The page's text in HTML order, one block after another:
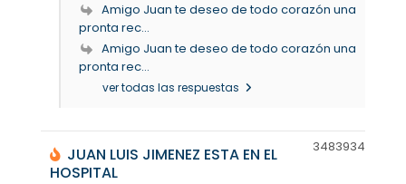
Amigo Juan te deseo de todo corazón una
pronta rec...
Amigo Juan te deseo de todo corazón una
pronta rec...
ver todas las respuestas
JUAN LUIS JIMENEZ ESTA EN EL
HOSPITAL
3483934